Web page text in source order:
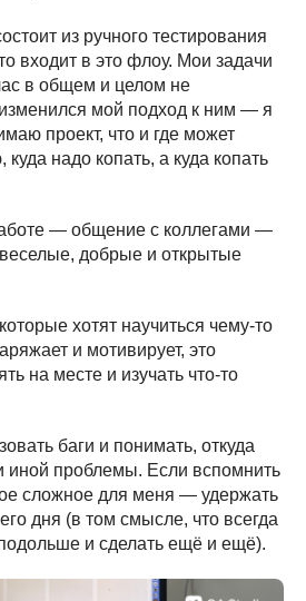
из ручного тестирования
входит в это флоу. Мои задачи
в общем и целом не
мой подход к ним — я
проект, что и где может
надо копать, а куда копать
— общение с коллегами —
добрые и открытые
хотят научиться чему-то
и мотивирует, это
на месте и изучать что-то
баги и понимать, откуда
иной проблемы. Если вспомнить
сложное для меня — удержать
дня (в том смысле, что всегда
и сделать ещё и ещё).